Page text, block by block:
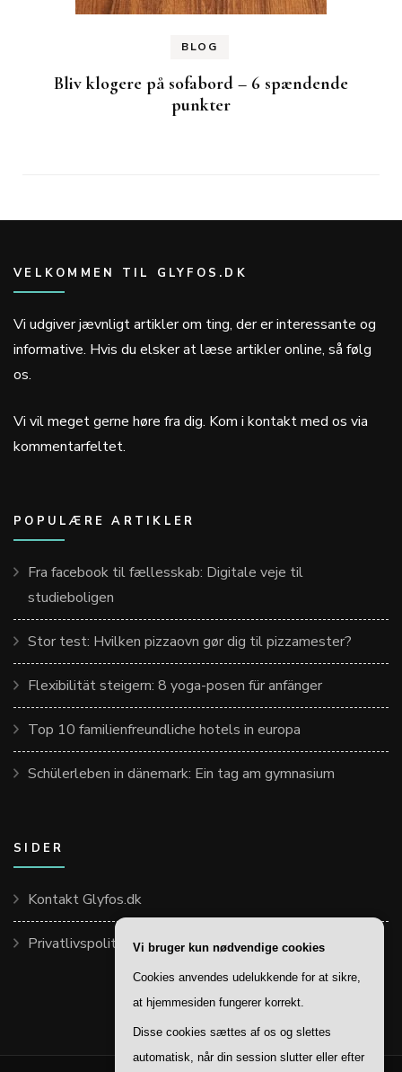
BLOG
Bliv klogere på sofabord – 6 spændende
punkter
VELKOMMEN TIL GLYFOS.DK
Vi udgiver jævnligt artikler om ting, der er interessante og
informative. Hvis du elsker at læse artikler online, så følg
os.
Vi vil meget gerne høre fra dig. Kom i kontakt med os via
kommentarfeltet.
POPULÆRE ARTIKLER
Fra facebook til fællesskab: Digitale veje til
studieboligen
Stor test: Hvilken pizzaovn gør dig til pizzamester?
Flexibilität steigern: 8 yoga-posen für anfänger
Top 10 familienfreundliche hotels in europa
Schülerleben in dänemark: Ein tag am gymnasium
SIDER
Kontakt Glyfos.dk
Privatlivspolitik Vi bruger kun nødvendige cookies
Cookies anvendes udelukkende for at sikre,
at hjemmesiden fungerer korrekt.
Disse cookies sættes af os og slettes
automatisk, når din session slutter eller efter